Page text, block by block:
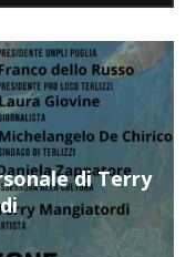
di Terry